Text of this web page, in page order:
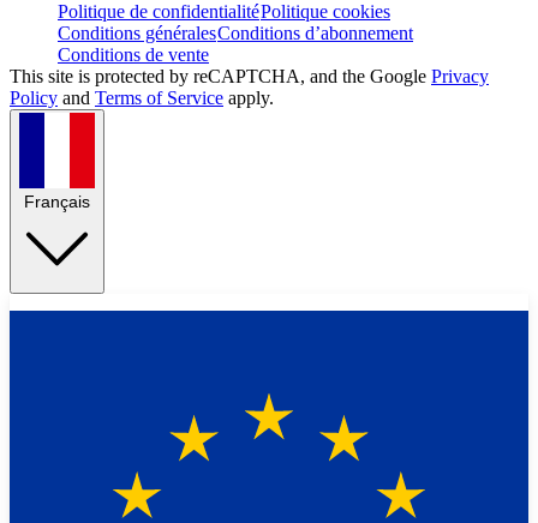
Politique de confidentialitéPolitique cookies
Conditions généralesConditions d’abonnement
Conditions de vente
This site is protected by reCAPTCHA, and the Google Privacy
Policy and Terms of Service apply.
Français